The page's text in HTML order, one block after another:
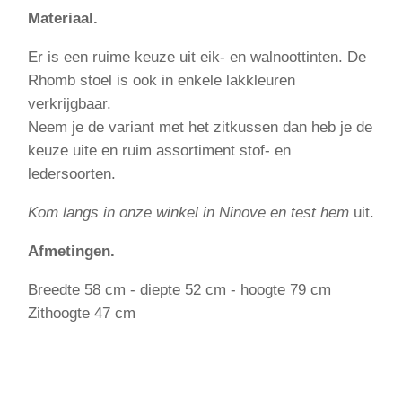
Materiaal.
Er is een ruime keuze uit eik- en walnoottinten. De
Rhomb stoel is ook in enkele lakkleuren
verkrijgbaar.
Neem je de variant met het zitkussen dan heb je de
keuze uite en ruim assortiment stof- en
ledersoorten.
Kom langs in onze winkel in Ninove en test hem uit.
Afmetingen.
Breedte 58 cm - diepte 52 cm - hoogte 79 cm
Zithoogte 47 cm